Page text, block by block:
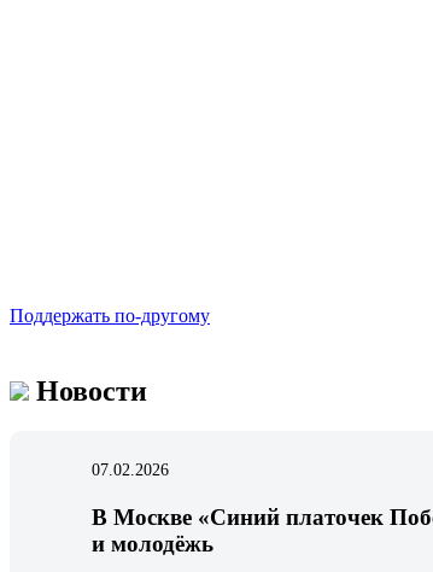
Поддержать по-другому
Новости
07.02.2026
В Москве «Синий платочек
и молодёжь